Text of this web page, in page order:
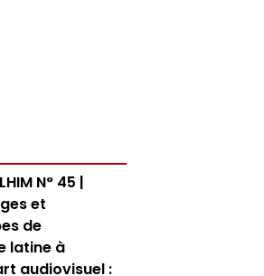
N° 45 |
et
de
latine à
audiovisuel :